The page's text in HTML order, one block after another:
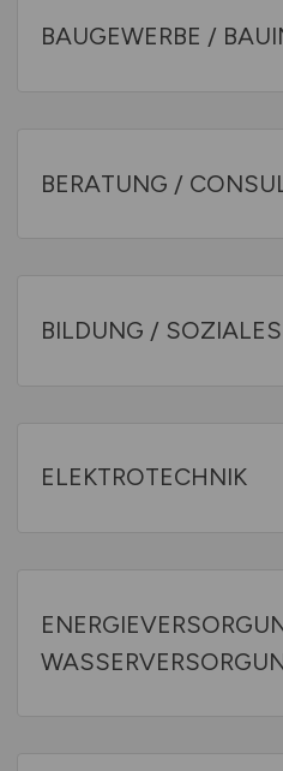
BAUGEWERBE /
BERATUNG /
BILDUNG / SOZIALES
ELEKTROTECHNIK